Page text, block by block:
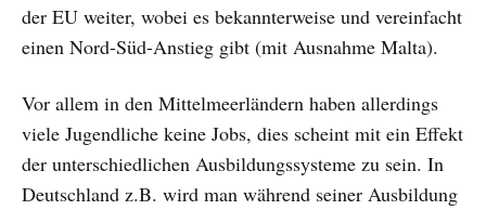
der EU weiter, wobei es bekannterweise und vereinfacht
einen Nord-Süd-Anstieg gibt (mit Ausnahme Malta).
Vor allem in den Mittelmeerländern haben allerdings
viele Jugendliche keine Jobs, dies scheint mit ein Effekt
der unterschiedlichen Ausbildungssysteme zu sein. In
Deutschland z.B. wird man während seiner Ausbildung